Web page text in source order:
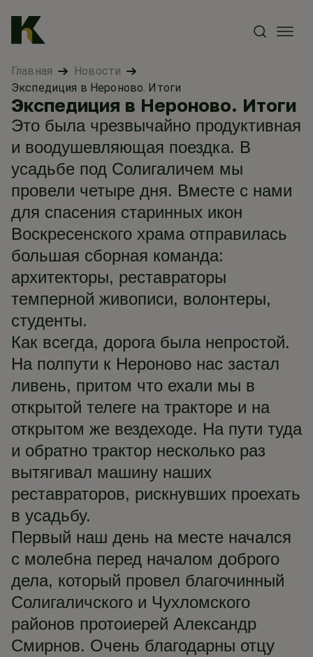
Главная
Новости
Экспедиция в Нероново. Итоги
Экспедиция в Нероново. Итоги
Это была чрезвычайно продуктивная
и воодушевляющая поездка. В
усадьбе под Солигаличем мы
провели четыре дня. Вместе с нами
для спасения старинных икон
Воскресенского храма отправилась
большая сборная команда:
архитекторы, реставраторы
темперной живописи, волонтеры,
студенты.
Как всегда, дорога была непростой.
На полпути к Нероново нас застал
ливень, притом что ехали мы в
открытой телеге на тракторе и на
открытом же вездеходе. На пути туда
и обратно трактор несколько раз
вытягивал машину наших
реставраторов, рискнувших проехать
в усадьбу.
Первый наш день на месте начался
с молебна перед началом доброго
дела, который провел благочинный
Солигаличского и Чухломского
районов протоиерей Александр
Смирнов. Очень благодарны отцу